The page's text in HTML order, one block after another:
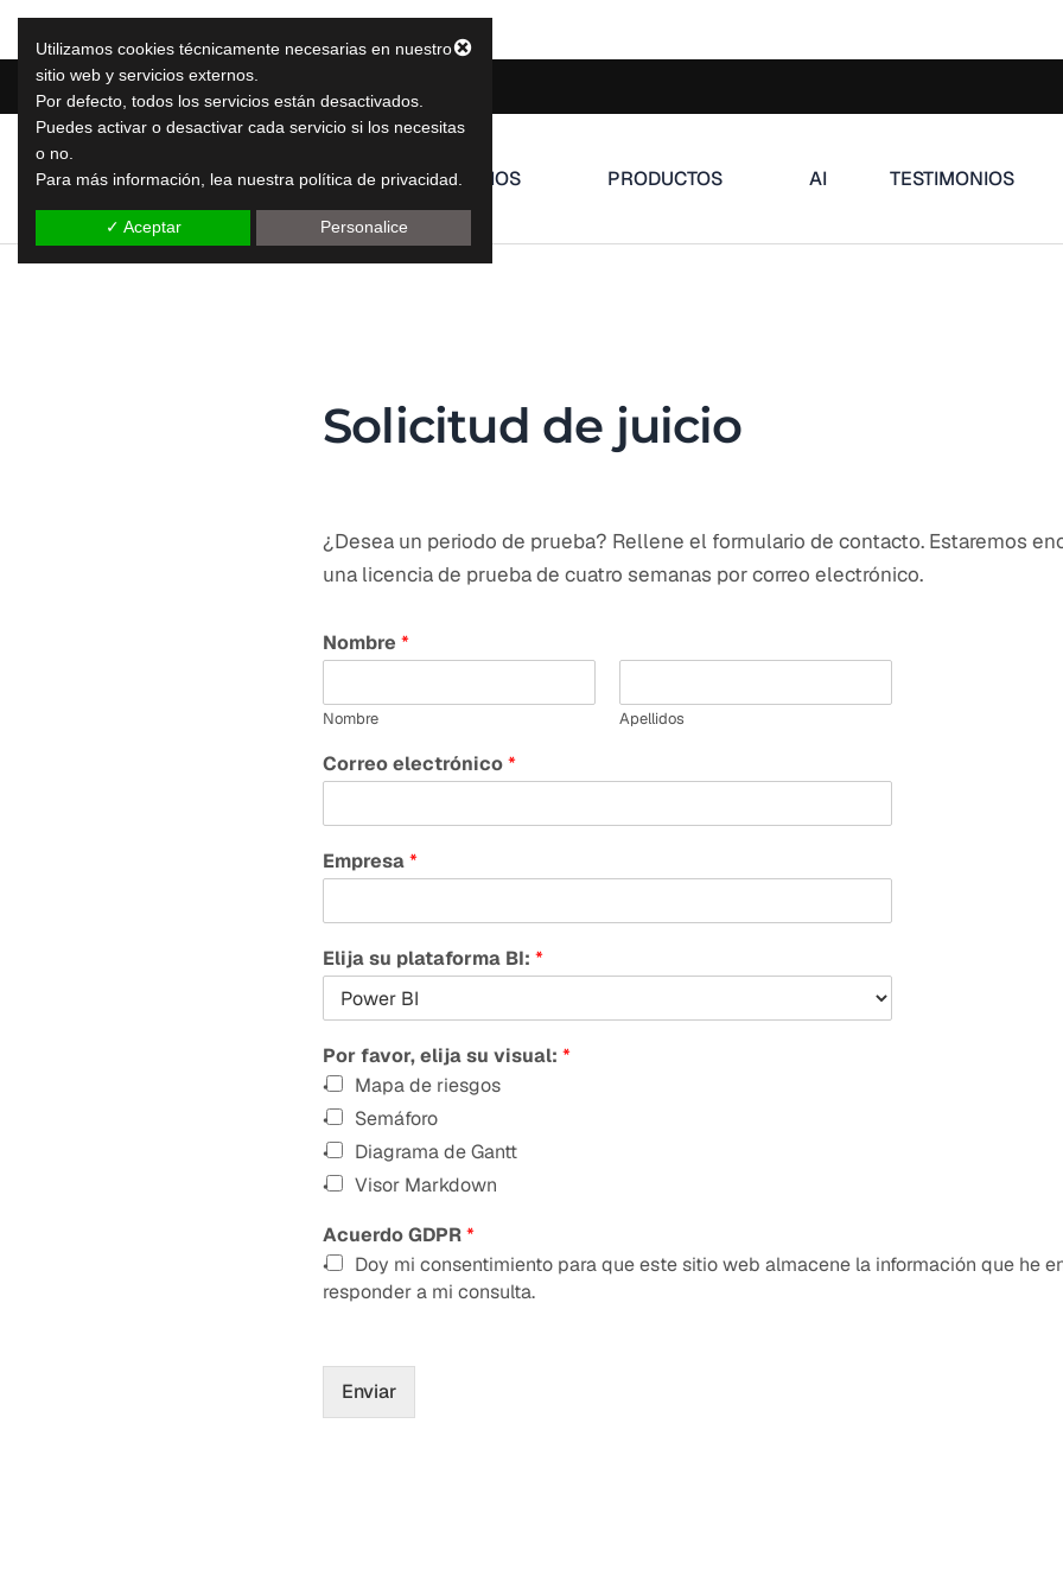
soluciones de informes leap
SERVICIOS PRODUCTOS AI TESTIMONIOS
Solicitud de juicio
¿Desea un periodo de prueba? Rellene el formulario de contacto. Estaremos
una licencia de prueba de cuatro semanas por correo electrónico.
Nombre *
Nombre Apellidos
Correo electrónico*
Empresa*
Elija su plataforma BI: *
Por favor, elija su visual: *
Mapa de riesgos
Semáforo
Diagrama de Gantt
Visor Markdown
Acuerdo GDPR*
Doy mi consentimiento para que este sitio web almacene la información que he
responder a mi consulta.
Enviar
Utilizamos cookies técnicamente necesarias en nuestro
sitio web y servicios externos.
Por defecto, todos los servicios están desactivados.
Puedes activar o desactivar cada servicio si los necesitas
o no.
Para más información, lea nuestra política de privacidad.
✓ Aceptar Personalice